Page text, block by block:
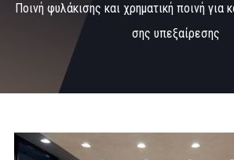
Ποινή φυλάκισης και χρηματική ποινή για
σης υπεξαίρεσης